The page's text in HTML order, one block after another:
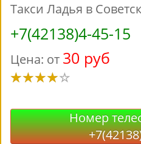
Такси Ладья в
+7(42138)4-45-15
Цена: от 30 руб
Номер